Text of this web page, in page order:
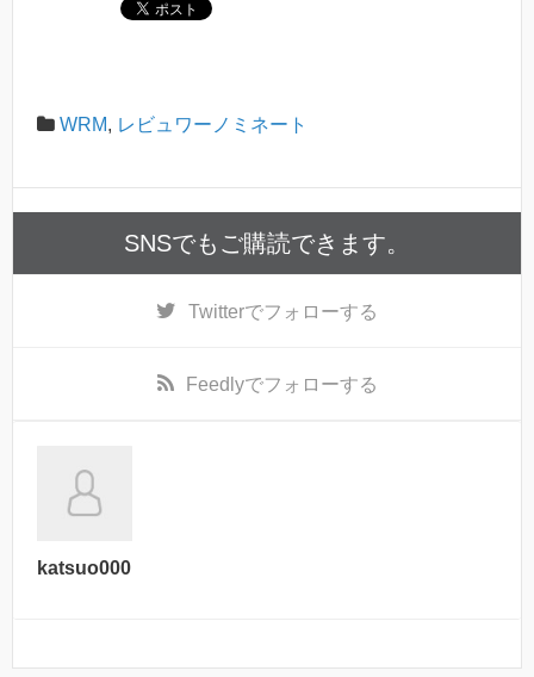
WRM, レビュワーノミネート
SNSでもご購読できます。
Twitterでフォローする
Feedlyでフォローする
katsuo000